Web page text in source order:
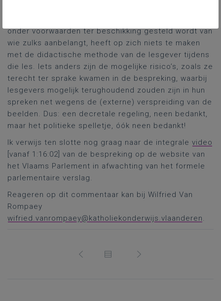
onder voorwaarden ter beschikking gesteld wordt van
wie zulks aanbelangt, heeft op zich niets te maken
met de didactische methode van de lesgever tijdens
die les. Iets anders zijn de mogelijke risico’s, zoals ze
terecht ter sprake kwamen in de bespreking, waarbij
lesgevers mogelijk terughoudend zouden zijn in hun
spreken net wegens de (externe) verspreiding van de
beelden. Dus: een decretale regeling, neen bedankt,
maar het politieke spelletje, óók neen bedankt!
Ik verwijs ten slotte nog graag naar de integrale video
[vanaf 1:16:02] van de bespreking op de website van
het Vlaams Parlement in afwachting van het formele
parlementaire verslag.
Reageren op dit commentaar kan bij Wilfried Van
Rompaey
wifried.vanrompaey@katholiekonderwijs.vlaanderen.